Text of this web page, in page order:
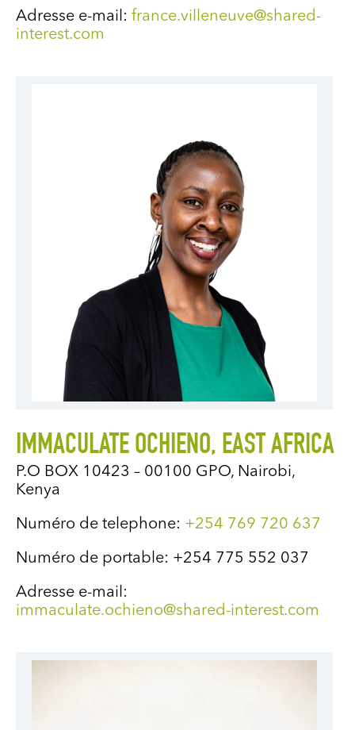
Adresse e-mail: france.villeneuve@shared-
interest.com
IMMACULATE OCHIENO, EAST AFRICA
P.O BOX 10423 – 00100 GPO, Nairobi,
Kenya
Numéro de telephone: +254 769 720 637
Numéro de portable: +254 775 552 037
Adresse e-mail:
immaculate.ochieno@shared-interest.com